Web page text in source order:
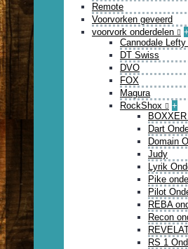
Remote
Voorvorken geveerd
voorvork onderdelen
+
Cannodale
DT Swiss
DVO
FOX
Magura
RockShox
+
Dart
Domain
Judy
Lyrik
Pike
Pilot
REBA
Recon
RS 1